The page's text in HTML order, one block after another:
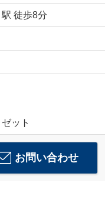
駅 徒歩8分
ット
お問い合わせ